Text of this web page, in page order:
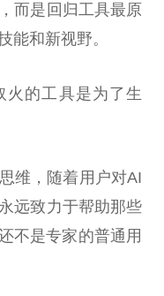
而是回归工具最原
和新视野。
火的工具是为了生
维，随着用户对AI
远致力于帮助那些
不是专家的普通用